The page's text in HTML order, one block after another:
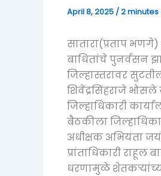
April 8, 2025 /2
सातारा(प्रताप
बाधितांचे पुनर्वसन
जिल्हास्तरावर
शिवेंद्रसिंहराजे भोसले
जिल्हाधिकारी
बैठकीला
अधीक्षक अभियंता
प्रांताधिकारी राहूल
धरणामुळे